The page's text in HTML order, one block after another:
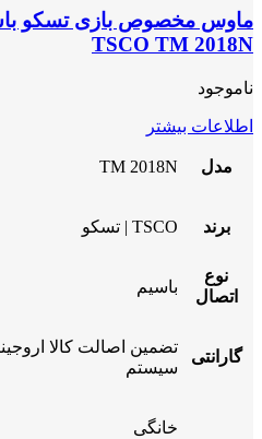
TSCO TM 2018N
ناموجود
اطلاعات بیشتر
مدل TM 2018N
برند TSCO | تسکو
نوع
اتصال
باسیم
گارانتی
تضمین اصالت کالا
سیستم
خانگی